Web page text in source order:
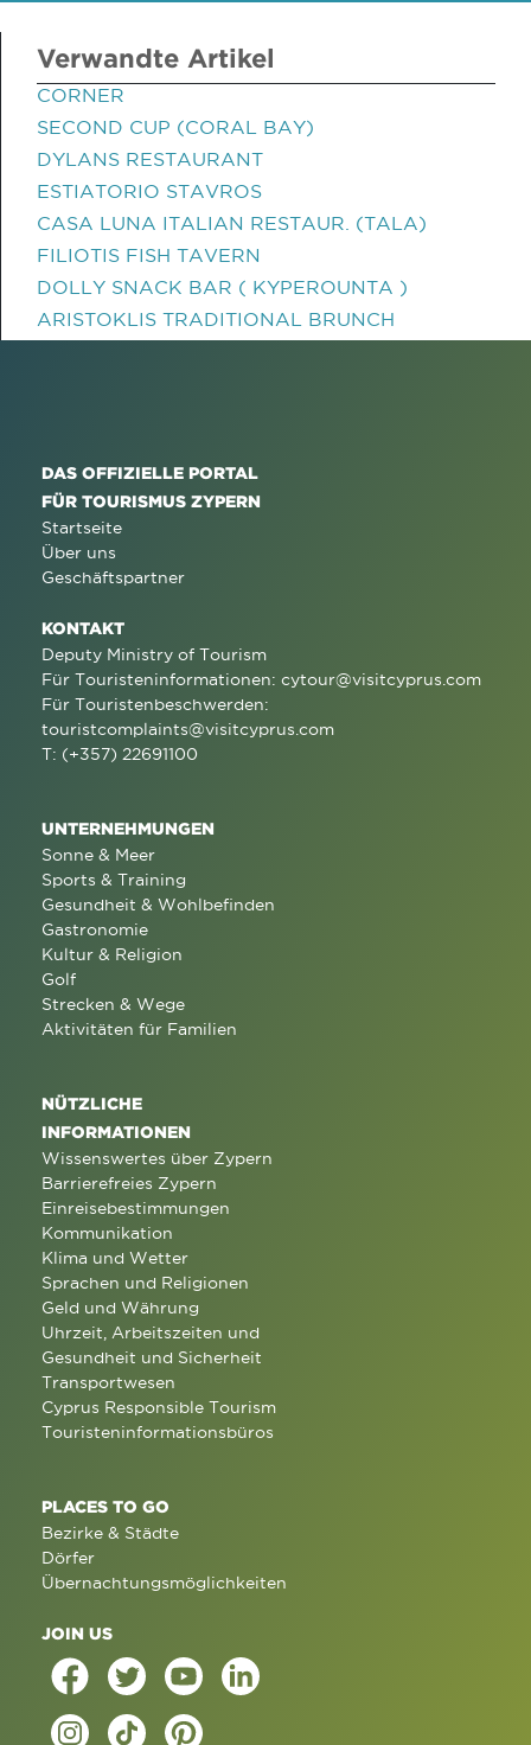
Verwandte Artikel
CORNER
SECOND CUP (CORAL BAY)
DYLANS RESTAURANT
ESTIATORIO STAVROS
CASA LUNA ITALIAN RESTAUR. (TALA)
FILIOTIS FISH TAVERN
DOLLY SNACK BAR ( KYPEROUNTA )
ARISTOKLIS TRADITIONAL BRUNCH
DAS OFFIZIELLE PORTAL
FÜR TOURISMUS ZYPERN
Startseite
Über uns
Geschäftspartner
KONTAKT
Deputy Ministry of Tourism
Für Touristeninformationen: cytour@visitcyprus.com
Für Touristenbeschwerden:
touristcomplaints@visitcyprus.com
T: (+357) 22691100
UNTERNEHMUNGEN
Sonne & Meer
Sports & Training
Gesundheit & Wohlbefinden
Gastronomie
Kultur & Religion
Golf
Strecken & Wege
Aktivitäten für Familien
NÜTZLICHE
INFORMATIONEN
Wissenswertes über Zypern
Barrierefreies Zypern
Einreisebestimmungen
Kommunikation
Klima und Wetter
Sprachen und Religionen
Geld und Währung
Uhrzeit, Arbeitszeiten und
Gesundheit und Sicherheit
Transportwesen
Cyprus Responsible Tourism
Touristeninformationsbüros
PLACES TO GO
Bezirke & Städte
Dörfer
Übernachtungsmöglichkeiten
JOIN US